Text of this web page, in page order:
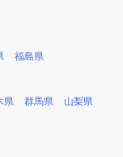
福島県
県 群馬県 山梨県